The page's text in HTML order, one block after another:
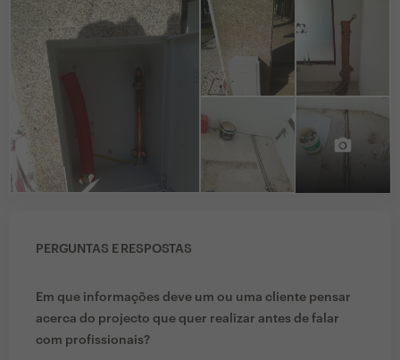
PERGUNTAS E RESPOSTAS
Em que informações deve um ou uma cliente pensar
acerca do projecto que quer realizar antes de falar
com profissionais?